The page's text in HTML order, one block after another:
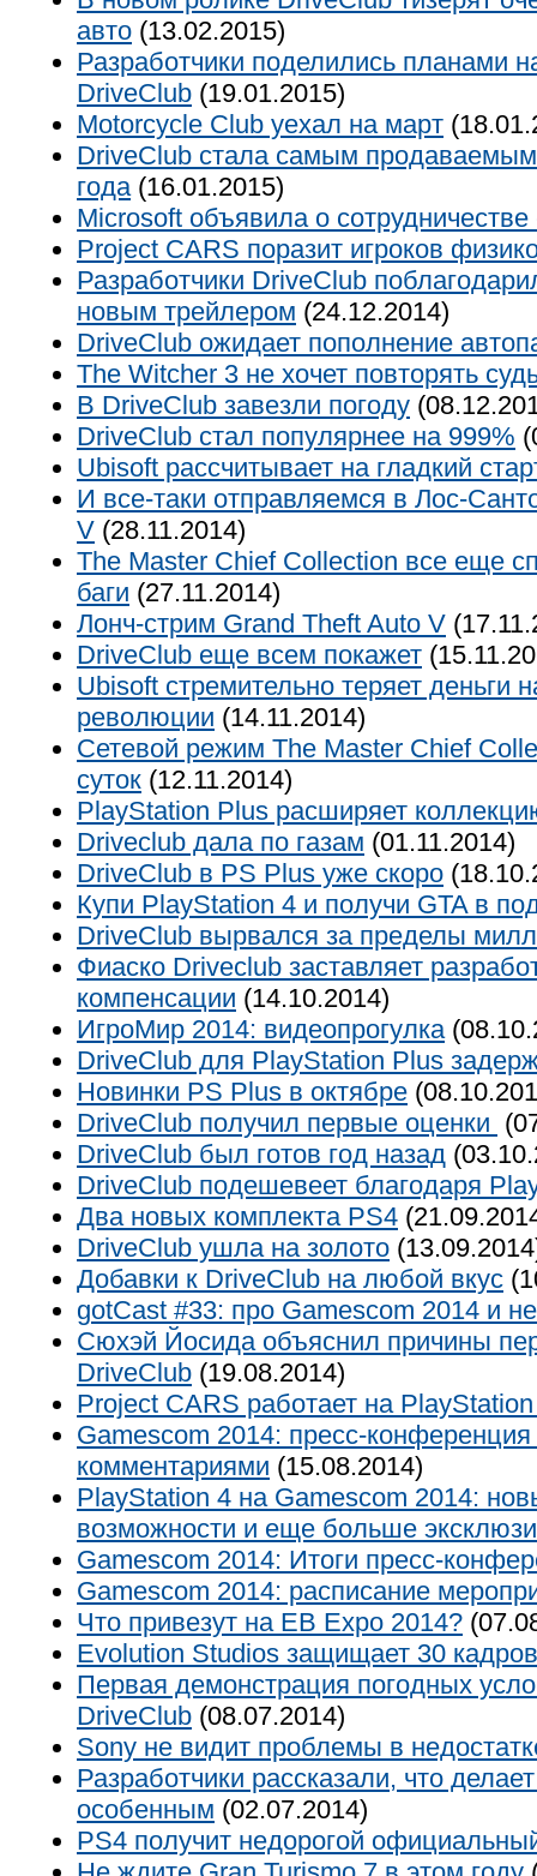
авто (13.02.2015)
Разработчики поделились планами
DriveClub (19.01.2015)
Motorcycle Club уехал на март
DriveClub стала самым
года(16.01.2015)
Microsoft объявила о
Project CARS поразит игроков
Разработчики DriveClub
новым трейлером (24.12.2014)
DriveСlub ожидает пополнение
The Witcher 3 не хочет повторять
В DriveClub завезли погоду
DriveClub стал популярнее на 999%
Ubisoft рассчитывает на гладкий
И все-таки отправляемся в Лос-
V (28.11.2014)
The Master Chief Collection все еще
баги (27.11.2014)
Лонч-стрим Grand Theft Auto V
DriveClub еще всем покажет
Ubisoft стремительно теряет деньги
революции (14.11.2014)
Сетевой режим The Master Chief
суток (12.11.2014)
PlayStation Plus расширяет
Driveclub дала по газам (01.11.2014)
DriveClub в PS Plus уже скоро
Купи PlayStation 4 и получи GTA в
DriveClub вырвался за пределы
Фиаско Driveclub заставляет
компенсации (14.10.2014)
ИгроМир 2014: видеопрогулка
DriveClub для PlayStation Plus
Новинки PS Plus в октябре
DriveClub получил первые оценки
DriveClub был готов год назад
DriveClub подешевеет благодаря
Два новых комплекта PS4
DriveClub ушла на золото
Добавки к DriveClub на любой вкус
gotCast #33: про Gamescom 2014 и
Сюхэй Йосида объяснил причины
DriveClub (19.08.2014)
Project CARS работает на
Gamescom 2014: пресс-
комментариями (15.08.2014)
PlayStation 4 на Gamescom 2014:
возможности и еще больше
Gamescom 2014: Итоги пресс-
Gamescom 2014: расписание
Что привезут на EB Expo 2014?
Evolution Studios защищает 30 кадров
Первая демонстрация погодных
DriveClub (08.07.2014)
Sony не видит проблемы в
Разработчики рассказали, что
особенным (02.07.2014)
PS4 получит недорогой